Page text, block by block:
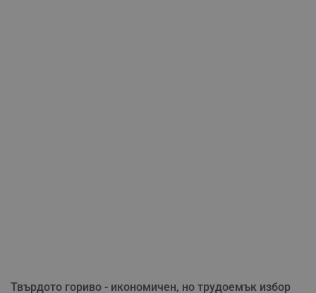
Твърдото гориво - икономичен, но трудоемък избор